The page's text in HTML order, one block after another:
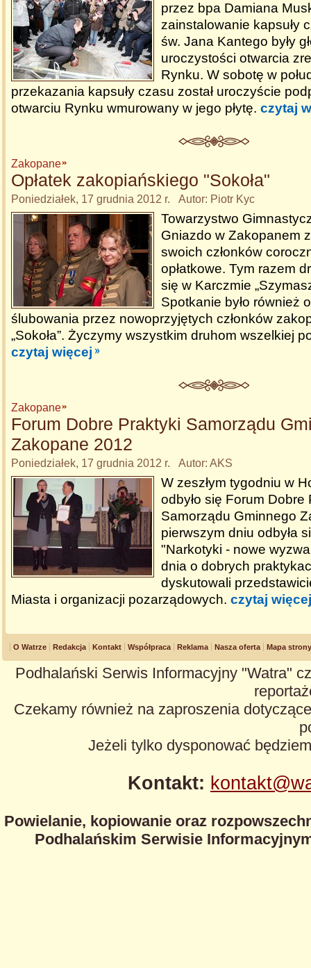
przez bpa Damiana
zainstalowanie kapsuły
św. Jana Kantego były
uroczystości otwarcia
Rynku. W sobotę w
przekazania kapsuły czasu został uroczyście
otwarciu Rynku wmurowany w jego płytę. czytaj
Zakopane
Opłatek zakopiańskiego "Sokoła"
Poniedziałek, 17 grudnia 2012 r. Autor: Piotr Kyc
Towarzystwo
Gniazdo w Zakopanem
swoich członków
opłatkowe. Tym razem
się w Karczmie
Spotkanie było również
ślubowania przez nowoprzyjętych członków
„Sokoła”. Życzymy wszystkim druhom wszelkiej
czytaj więcej
Zakopane
Forum Dobre Praktyki Samorządu
Zakopane 2012
Poniedziałek, 17 grudnia 2012 r. Autor: AKS
W zeszłym tygodniu w
odbyło się Forum Dobre
Samorządu Gminnego
pierwszym dniu odbyła
"Narkotyki - nowe
dnia o dobrych
dyskutowali
Miasta i organizacji pozarządowych. czytaj więcej
O Watrze Redakcja Kontakt Współpraca Reklama Nasza oferta Mapa strony
Podhalański Serwis Informacyjny "Watra"
Czekamy również na zaproszenia
Jeżeli tylko dysponować
Kontakt:
Powielanie, kopiowanie oraz
Podhalańskim Serwisie